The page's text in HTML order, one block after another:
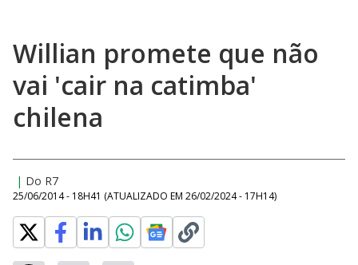
Willian promete que não
vai 'cair na catimba'
chilena
| Do R7
25/06/2014 - 18H41 (ATUALIZADO EM 26/02/2024 - 17H14)